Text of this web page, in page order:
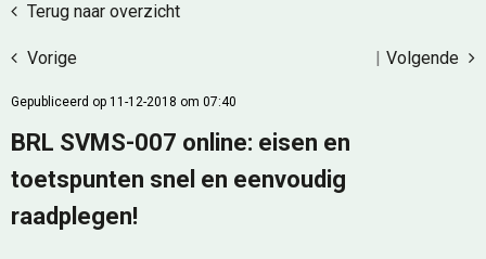
Terug naar overzicht
Volgende
|
Vorige
Gepubliceerd op 11-12-2018 om 07:40
BRL SVMS-007 online: eisen en
toetspunten snel en eenvoudig
raadplegen!